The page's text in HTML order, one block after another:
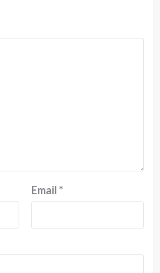
Email*